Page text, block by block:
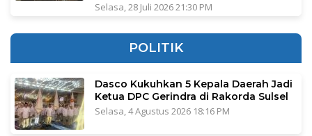
Selasa, 28 Juli 2026 21:30 PM
POLITIK
Dasco Kukuhkan 5 Kepala Daerah Jadi
Ketua DPC Gerindra di Rakorda Sulsel
Selasa, 4 Agustus 2026 18:16 PM